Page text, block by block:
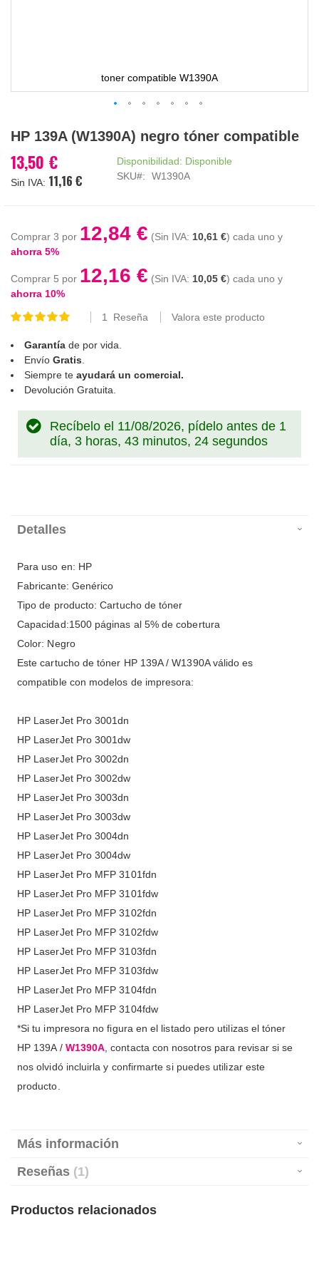
toner compatible W1390A
al
de
la
HP 139A (W1390A) negro tóner compatible
13,50 €
11,16 €
Disponibilidad: Disponible
SKU
W1390A
Comprar 3 por 12,84 € 10,61 € cada uno y
ahorra 5%
Comprar 5 por 12,16 € 10,05 € cada uno y
ahorra 10%
Valoración:
1 Reseña Valora este producto
Garantía de por vida.
Envío Gratis
Siempre te ayudará un comercial.
Devolución Gratuita.
Recíbelo el 11/08/2026, pídelo antes de 1
día, 3 horas, 43 minutos, 24 segundos
Detalles
Para uso en: HP
Fabricante: Genérico
Tipo de producto: Cartucho de tóner
Capacidad:1500 páginas al 5% de cobertura
Color: Negro
Este cartucho de tóner HP 139A / W1390A válido es
compatible con modelos de impresora:
HP LaserJet Pro 3001dn
HP LaserJet Pro 3001dw
HP LaserJet Pro 3002dn
HP LaserJet Pro 3002dw
HP LaserJet Pro 3003dn
HP LaserJet Pro 3003dw
HP LaserJet Pro 3004dn
HP LaserJet Pro 3004dw
HP LaserJet Pro MFP 3101fdn
HP LaserJet Pro MFP 3101fdw
HP LaserJet Pro MFP 3102fdn
HP LaserJet Pro MFP 3102fdw
HP LaserJet Pro MFP 3103fdn
HP LaserJet Pro MFP 3103fdw
HP LaserJet Pro MFP 3104fdn
HP LaserJet Pro MFP 3104fdw
*Si tu impresora no figura en el listado pero utilizas el tóner
HP 139A / W1390A , contacta con nosotros para revisar si se
nos olvidó incluirla y confirmarte si puedes utilizar este
producto.
Más información
Reseñas 1
Productos relacionados